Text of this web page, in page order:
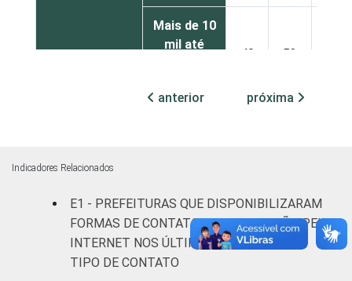
Mais de 10
mil até
40 53
habitantes
Mais de
500 mil
habitantes
72 13 15
anterior próxima
Indicadores Relacionados
E1 - PREFEITURAS QUE DISPONIBILIZARAM
FORMAS DE CONTATO COM O CIDADÃO PELA
INTERNET NOS ÚLTIMOS 12 MESES, POR
TIPO DE CONTATO